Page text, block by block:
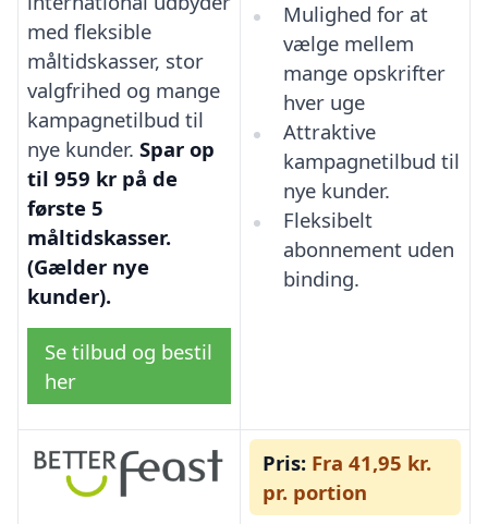
med fleksible
måltidskasser, stor
valgfrihed og mange
kampagnetilbud til
nye kunder. Spar op
til 959 kr på de
første 5
måltidskasser.
(Gælder nye
kunder).
Se tilbud og bestil
her
Mulighed for at
vælge mellem
mange opskrifter
hver uge
Attraktive
kampagnetilbud til
nye kunder.
Fleksibelt
abonnement uden
binding.
Pris: Fra 41,95 kr.
pr. portion